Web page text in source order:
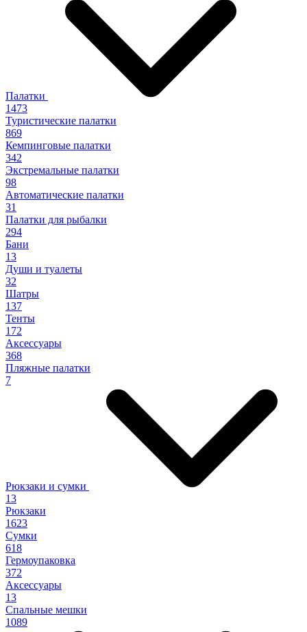
Палатки
1473
Туристические палатки
869
Кемпинговые палатки
342
Экстремальные палатки
98
Автоматические палатки
31
Палатки для рыбалки
294
Бани
13
Души и туалеты
32
Шатры
137
Тенты
172
Аксессуары
368
Пляжные палатки
7
Рюкзаки и сумки
13
Рюкзаки
1623
Сумки
618
Гермоупаковка
372
Аксессуары
13
Спальные мешки
1089